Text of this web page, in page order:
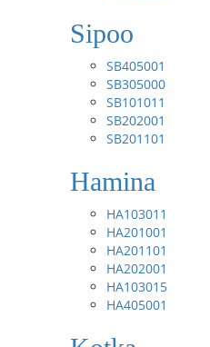
Sipoo
SB405001
SB305000
SB101011
SB202001
SB201101
Hamina
HA103011
HA201001
HA201101
HA202001
HA103015
HA405001